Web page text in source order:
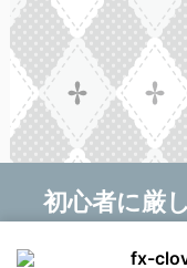
初心者に厳
fx-